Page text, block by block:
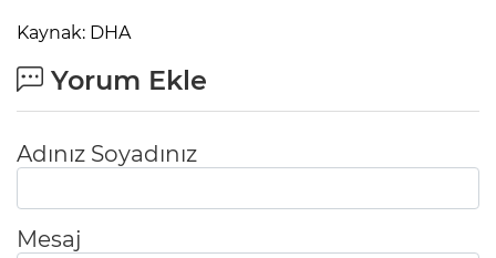
Kaynak: DHA
Yorum Ekle
Adınız Soyadınız
Mesaj